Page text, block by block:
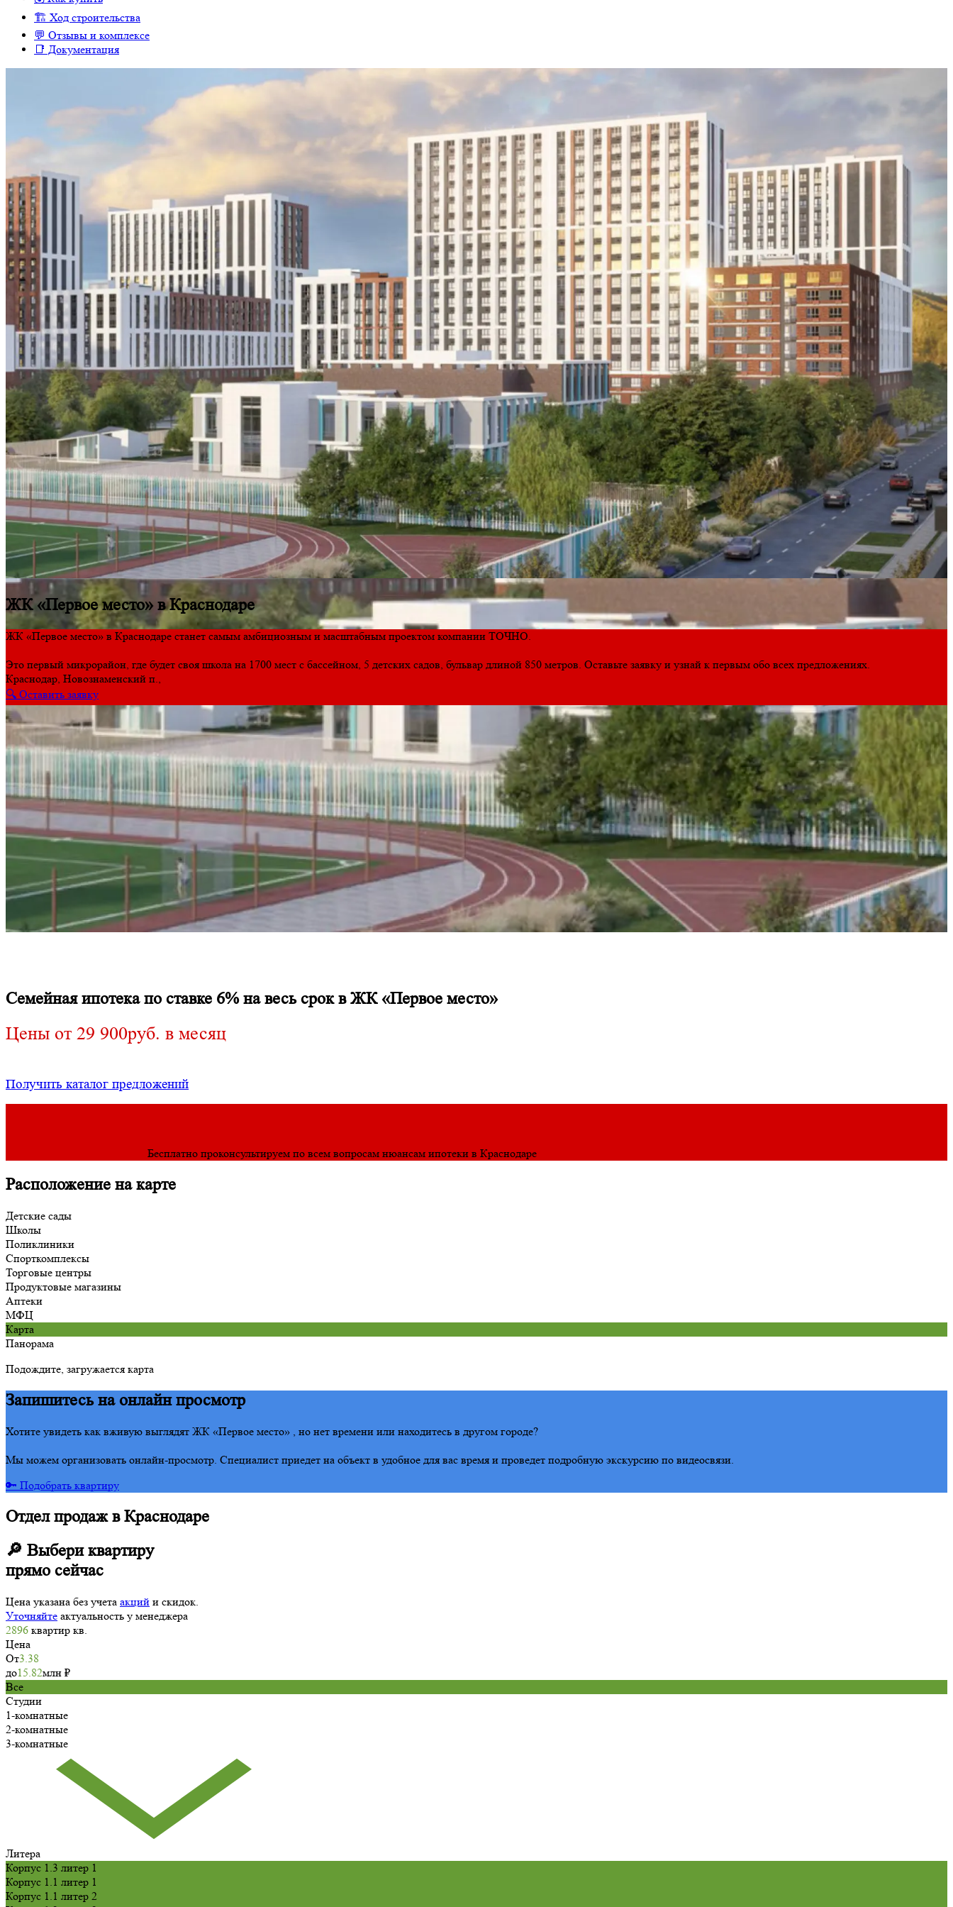
🏗 Ход строительства
💬 Отзывы и комплексе
📑 Документация
ЖК «Первое место» в Краснодаре
ЖК «Первое место» в Краснодаре станет самым амбициозным и масштабным проектом компании ТОЧНО.
Это первый микрорайон, где будет своя школа на 1700 мест с бассейном, 5 детских садов, бульвар длиной 850 метров. Оставьте заявку и узнай к первым обо всех предложениях.
Краснодар, Новознаменский п.,
🔍 Оставить заявку
S
студии
986
от3 475т ₽
1
комнатные
4 864т ₽
2
999
от9 946т ₽
Семейная ипотека по ставке 6% на весь срок в ЖК «Первое место»
Цены от 29 900руб. в месяц
Получить каталог предложений
Бесплатно проконсультируем по всем вопросам нюансам ипотеки в Краснодаре
Расположение на карте
Детские сады
Школы
Поликлиники
Спорткомплексы
Торговые центры
Продуктовые магазины
Аптеки
МФЦ
Карта
Панорама
Подождите, загружается карта
Запишитесь на онлайн просмотр
Хотите увидеть как вживую выглядят ЖК «Первое место» , но нет времени или находитесь в другом городе?
Мы можем организовать онлайн-просмотр. Специалист приедет на объект в удобное для вас время и проведет подробную экскурсию по видеосвязи.
🔑 Подобрать квартиру
Отдел продаж в Краснодаре
🔎 Выбери квартиру
прямо сейчас
Цена указана без учета акций и скидок.
Уточняйте актуальность у менеджера
2896 квартир кв.
Цена
От3.38
до15.82млн ₽
Все
Студии
1-комнатные
2-комнатные
3-комнатные
Литера
Корпус 1.3 литер 1
Корпус 1.1 литер 1
Корпус 1.1 литер 2